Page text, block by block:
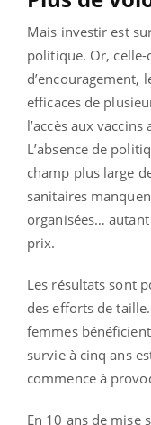
Mais investir est
politique. Or,
d’encouragement,
efficaces de
l’accès aux
L’absence de
champ plus large
sanitaires
organisées…
prix.
Les résultats sont
des efforts de
femmes
survie à cinq ans
commence à
En 10 ans de mise